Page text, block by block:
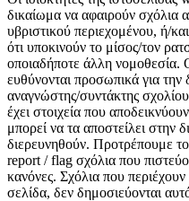
δικαίωμα να αφαιρούν σχόλια
υβριστικού περιεχομένου, ή/
ότι υποκινούν το μίσος/τον
οποιαδήποτε άλλη νομοθεσία.
ευθύνονται προσωπικά για
αναγνώστης/συντάκτης
έχει στοιχεία που
μπορεί να τα αποστείλει στην
διερευνηθούν. Προτρέπουμε
report / flag σχόλια που
κανόνες. Σχόλια που
σελίδα, δεν δημοσιεύονται